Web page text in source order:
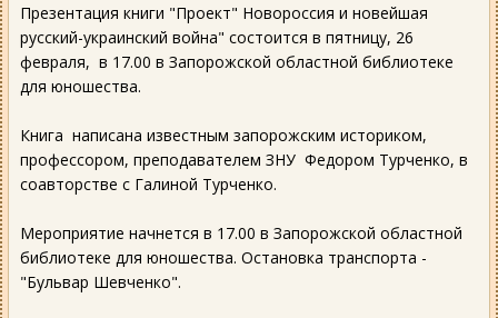
Презентация книги "Проект" Новороссия и новейшая
русский-украинский война" состоится в пятницу, 26
февраля, в 17.00 в Запорожской областной библиотеке
для юношества.
Книга написана известным запорожским историком,
профессором, преподавателем ЗНУ Федором Турченко, в
соавторстве с Галиной Турченко.
Мероприятие начнется в 17.00 в Запорожской областной
библиотеке для юношества. Остановка транспорта -
"Бульвар Шевченко".